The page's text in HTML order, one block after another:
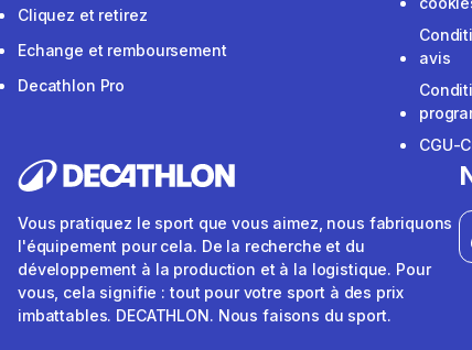
Cliquez et retirez
Echange et remboursement
Decathlon Pro
avis
CGU-
Vous pratiquez le sport que vous aimez, nous fabriquons
l'équipement pour cela. De la recherche et du
développement à la production et à la logistique. Pour
vous, cela signifie : tout pour votre sport à des prix
imbattables. DECATHLON. Nous faisons du sport.